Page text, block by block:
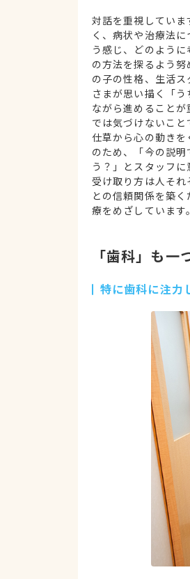
対話を重視してい
く、病状や治療法
う感じ、どのよう
の方法を探るよう
の子の性格、生活
さまが思い描く「
ながら進めることが
では気づけないこ
仕草から心の動き
のため、「今の説
う？」とスタッフ
受け取り方は人そ
との信頼関係を築
療をめざしています。
「歯科」も
特に歯科に注力